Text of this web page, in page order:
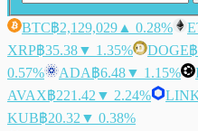
BTC฿2,129,029 ▲ 0.28%
XRP฿35.38▼ 1.35% DOGE
0.57%
ADA฿6.48▼ 1.15%
AVAX฿221.42 ▼ 2.24%
KUB฿20.32 ▼ 0.38%